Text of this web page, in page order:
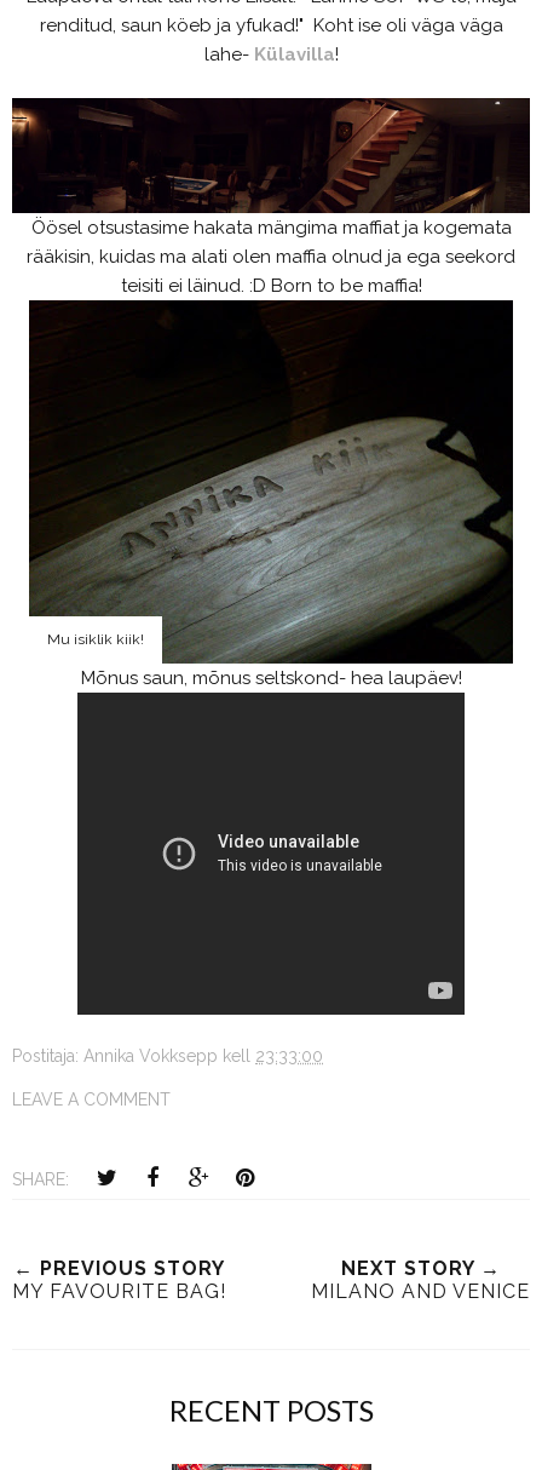
renditud, saun köeb ja yfukad!" Koht ise oli väga väga
lahe- Külavilla!
Öösel otsustasime hakata mängima maffiat ja kogemata
rääkisin, kuidas ma alati olen maffia olnud ja ega seekord
teisiti ei läinud. :D Born to be maffia!
Mu isiklik kiik!
Mõnus saun, mõnus seltskond- hea laupäev!
Postitaja: Annika Vokksepp kell 23:33:00
LEAVE A COMMENT
SHARE:
← PREVIOUS STORY
MY FAVOURITE BAG!
NEXT STORY →
MILANO AND VENICE
RECENT POSTS